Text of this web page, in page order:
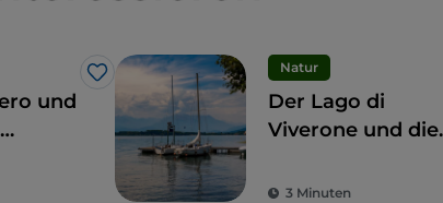
Like
und
Natur
Der Lago di
Viverone und die
Perlen des
3 Minuten